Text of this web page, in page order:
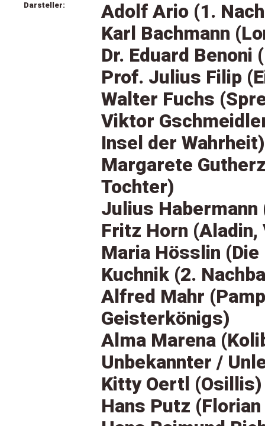
Darsteller:
Adolf Ario (1.
Karl Bachmann
Dr. Eduard Benoni
Prof. Julius Filip
Walter Fuchs
Viktor
Insel der Wahrheit)
Margarete
Tochter)
Julius
Fritz Horn (Aladin,
Maria Hösslin
Kuchnik (2.
Alfred Mahr
Geisterkönigs)
Alma Marena
Unbekannter /
Kitty Oertl (Osillis)
Hans Putz